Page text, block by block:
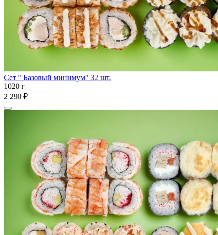
Сет " Базовый минимум" 32 шт.
1020 г
2 290 ₽